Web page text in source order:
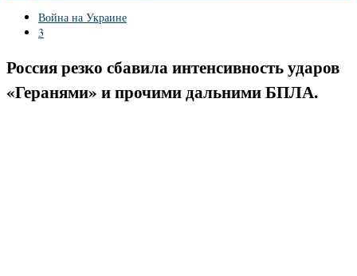
Война на Украине
3
Россия резко сбавила интенсивность ударов
«Геранями» и прочими дальними БПЛА.